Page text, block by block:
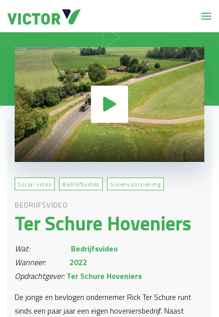
Social video Bedrijfsvideo Groenvoorziening
BEDRIJFSVIDEO
Ter Schure Hoveniers
Wat:
Bedrijfsvideo
Wanneer: 2022
Opdrachtgever:Ter Schure Hoveniers
De jonge en bevlogen ondernemer Rick Ter Schure runt
sinds een paar jaar een eigen hoveniersbedrijf. Naast